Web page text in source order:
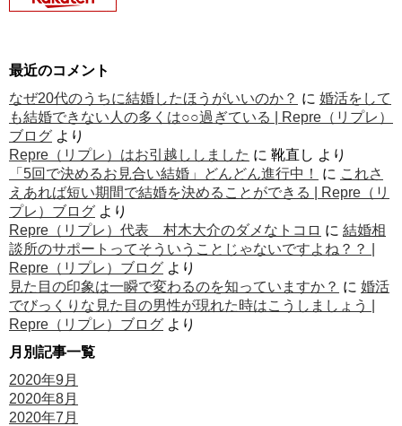
最近のコメント
なぜ20代のうちに結婚したほうがいいのか？ に 婚活をして
も結婚できない人の多くは○○過ぎている | Repre（リプレ）
ブログ より
Repre（リプレ）はお引越ししました に 靴直し より
「5回で決めるお見合い結婚」どんどん進行中！
に これさ
えあれば短い期間で結婚を決めることができる | Repre（リ
プレ）ブログ より
Repre（リプレ）代表 村木大介のダメなトコロ に 結婚相
談所のサポートってそういうことじゃないですよね？？ |
Repre（リプレ）ブログ より
見た目の印象は一瞬で変わるのを知っていますか？ に 婚活
でびっくりな見た目の男性が現れた時はこうしましょう |
Repre（リプレ）ブログ より
月別記事一覧
2020年9月
2020年8月
2020年7月